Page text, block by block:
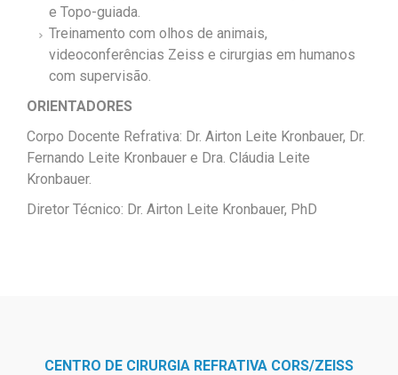
e Topo-guiada.
Treinamento com olhos de animais,
videoconferências Zeiss e cirurgias em humanos
com supervisão.
ORIENTADORES
Corpo Docente Refrativa: Dr. Airton Leite Kronbauer, Dr.
Fernando Leite Kronbauer e Dra. Cláudia Leite
Kronbauer.
Diretor Técnico: Dr. Airton Leite Kronbauer, PhD
CENTRO DE CIRURGIA REFRATIVA CORS/ZEISS